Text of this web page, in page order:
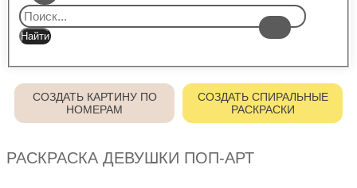
СОЗДАТЬ КАРТИНУ ПО
НОМЕРАМ
СОЗДАТЬ СПИРАЛЬНЫЕ
РАСКРАСКИ
РАСКРАСКА ДЕВУШКИ ПОП-АРТ